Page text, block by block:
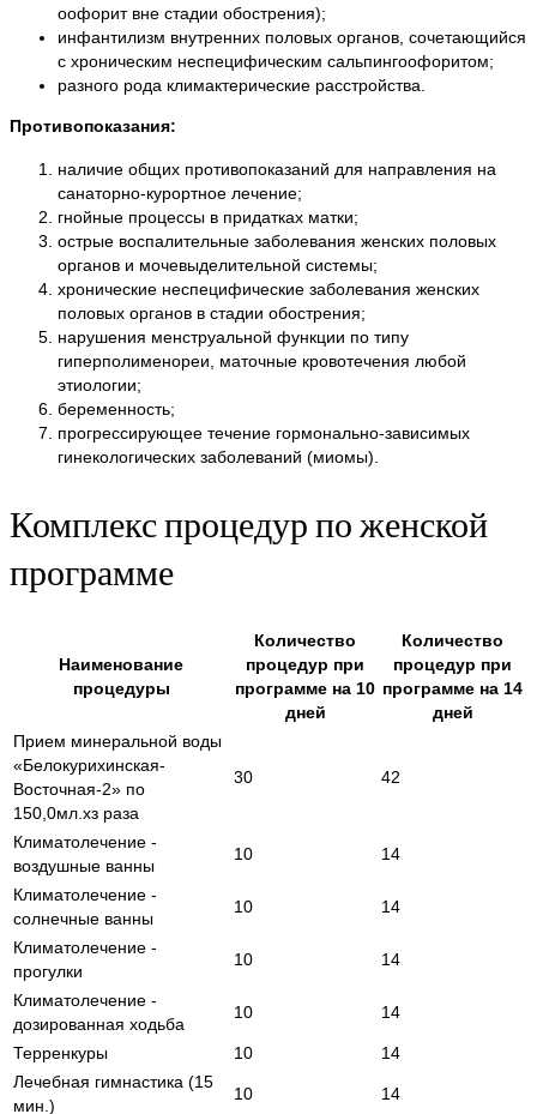
оофорит вне стадии обострения);
инфантилизм внутренних половых органов, сочетающийся
с хроническим неспецифическим сальпингоофоритом;
разного рода климактерические расстройства.
Противопоказания:
наличие общих противопоказаний для направления на
санаторно-курортное лечение;
гнойные процессы в придатках матки;
острые воспалительные заболевания женских половых
органов и мочевыделительной системы;
хронические неспецифические заболевания женских
половых органов в стадии обострения;
нарушения менструальной функции по типу
гиперполименореи, маточные кровотечения любой
этиологии;
беременность;
прогрессирующее течение гормонально-зависимых
гинекологических заболеваний (миомы).
Комплекс процедур по женской
программе
Наименование
процедуры
Количество
процедур при
программе на 10
дней
Количество
процедур при
программе на 14
дней
Прием минеральной воды
«Белокурихинская-
Восточная-2» по
150,0мл.хз раза
30 42
Климатолечение -
воздушные ванны
10 14
Климатолечение -
солнечные ванны
10 14
Климатолечение -
прогулки
10 14
Климатолечение -
дозированная ходьба
10 14
Терренкуры 10
14
Лечебная гимнастика (15
мин.)
10 14